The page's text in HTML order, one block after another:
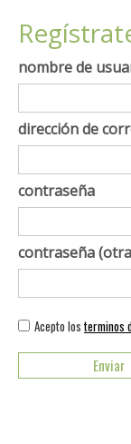
nombre de
dirección de
contraseña
contraseña
Acepto los terminos